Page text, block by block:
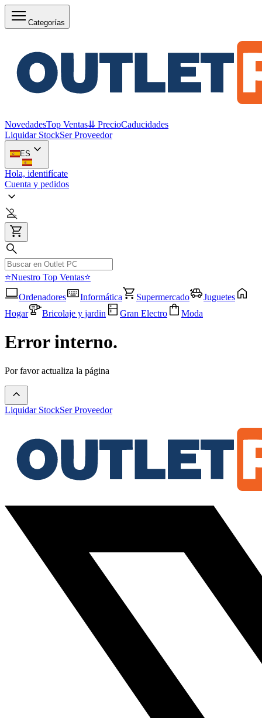
Categorías
NovedadesTop Ventas⇊ PrecioCaducidades
Liquidar StockSer Proveedor
ES
Hola, identifícate
Cuenta y pedidos
⭐Nuestro Top Ventas⭐
Ordenadores
Informática Supermercado
Juguetes
Hogar
Bricolaje y jardin Gran Electro Moda
Error interno.
Por favor actualiza la página
Liquidar StockSer Proveedor